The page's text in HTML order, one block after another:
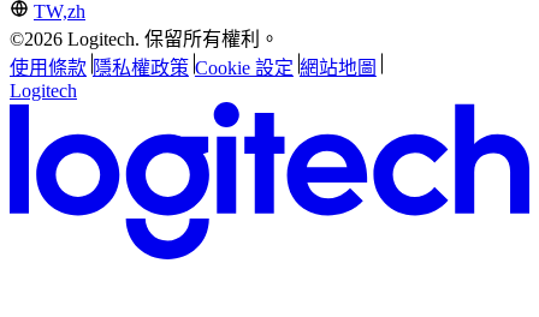
TW,zh
©2026 Logitech. 保留所有權利。
使用條款 隱私權政策 Cookie 設定 網站地圖
Logitech